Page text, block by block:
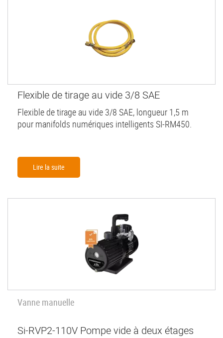
Flexible de tirage au vide 3/8 SAE
Flexible de tirage au vide 3/8 SAE, longueur 1,5 m
pour manifolds numériques intelligents SI-RM450.
Lire la suite
Vanne manuelle
Si-RVP2-110V Pompe vide à deux étages